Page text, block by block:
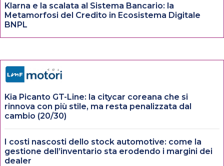
Klarna e la scalata al Sistema Bancario: la
Metamorfosi del Credito in Ecosistema Digitale
BNPL
Kia Picanto GT-Line: la citycar coreana che si
rinnova con più stile, ma resta penalizzata dal
cambio (20/30)
I costi nascosti dello stock automotive: come la
gestione dell’inventario sta erodendo i margini dei
dealer